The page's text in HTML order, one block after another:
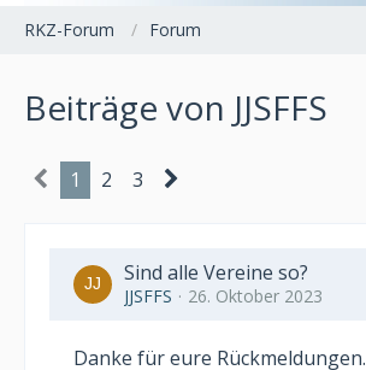
RKZ-Forum Forum
Beiträge von JJSFFS
1 2 3
Sind alle Vereine so?
JJSFFS 26. Oktober 2023
Danke für eure Rückmeldungen.